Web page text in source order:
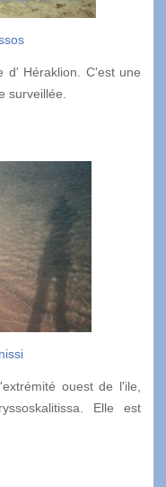
d' Héraklion. C'est une
surveillée.
ouest de l'ile,
Elle est